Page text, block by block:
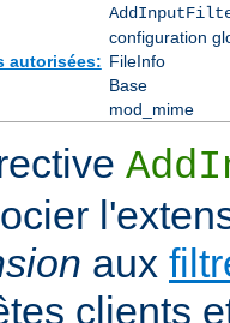
configuration
autorisées: FileInfo
Base
mod_mime
aux
clients